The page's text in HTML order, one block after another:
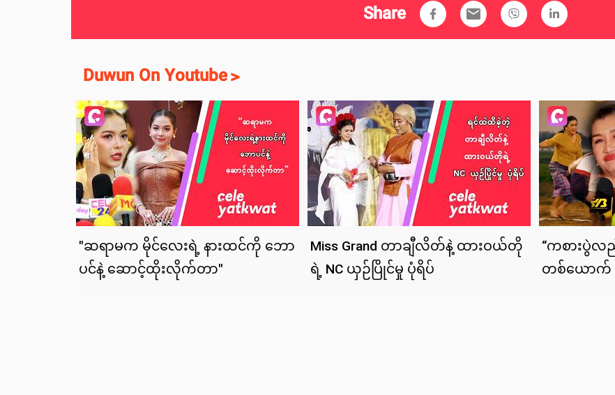
Share email
Duwun On Youtube>